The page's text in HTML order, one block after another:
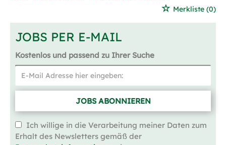
Merkliste (0)
JOBS PER E-MAIL
Kostenlos und passend zu Ihrer Suche
JOBS ABONNIEREN
Ich willige in die Verarbeitung meiner Daten zum
Erhalt des Newsletters gemäß der